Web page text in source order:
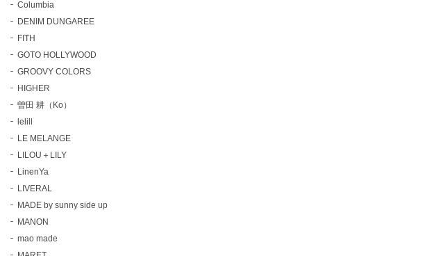
Columbia
DENIM DUNGAREE
FITH
GOTO HOLLYWOOD
GROOVY COLORS
HIGHER
曽田 耕（Ko）
lelill
LE MELANGE
LILOU＋LILY
LinenYa
LIVERAL
MADE by sunny side up
MANON
mao made